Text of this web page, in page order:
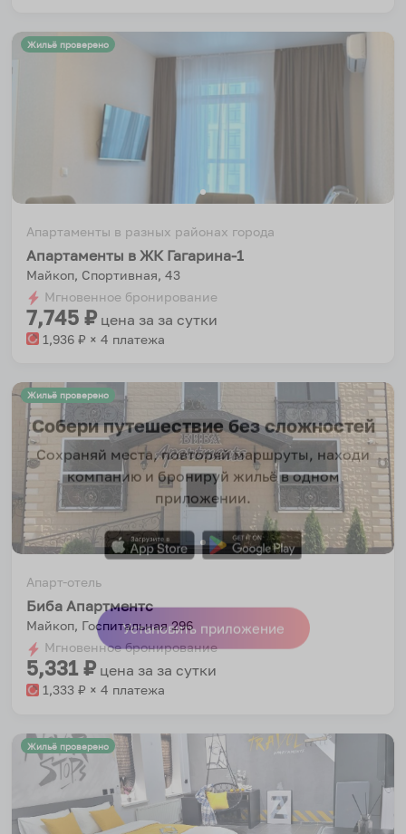
Жильё проверено
Апартаменты в разных районах города
Апартаменты в ЖК Гагарина-1
Майкоп, Спортивная, 43
Мгновенное бронирование
7,745 ₽ цена за за сутки
1,936 ₽ × 4 платежа
Жильё проверено
Апарт-отель
Биба Апартментс
Майкоп, Госпитальная 296
Мгновенное бронирование
5,331₽ цена за за сутки
1,333 ₽ × 4 платежа
Жильё проверено
Собери путешествие без сложностей
Сохраняй места, повторяй маршруты, находи
компанию и бронируй жильё в одном
приложении.
Установить приложение